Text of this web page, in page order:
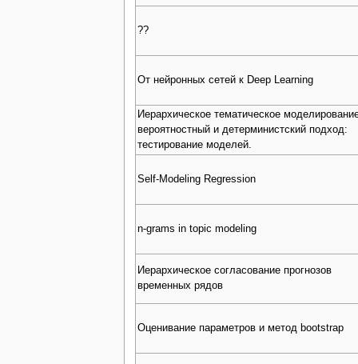
??
От нейронных сетей к Deep Learning
Иерархическое тематическое
вероятностный и детерминистский подход:
тестирование моделей.
Self-Modeling Regression
n-grams in topic modeling
Иерархическое согласование прогнозов
временных рядов
Оценивание параметров и метод bootstrap